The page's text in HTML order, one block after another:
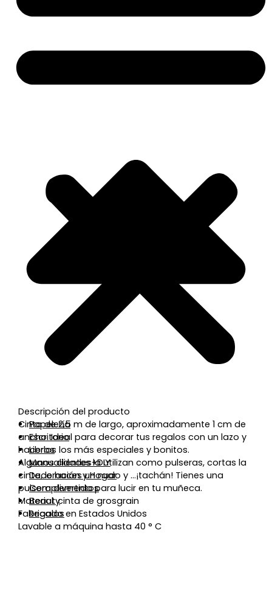
Papelería
Escritorio
Libros
Manualidades+DIY
Decoración y Hogar
Complementos
Beauty
Regalos
Descripción del producto
Cinta de 2,5 m de largo, aproximadamente 1 cm de
ancho. Ideal para decorar tus regalos con un lazo y
hacerlos los más especiales y bonitos.
Algunos clientes la utilizan como pulseras, cortas la
cinta, le haces un nudo y …¡tachán! Tienes una
pulsera divertida para lucir en tu muñeca.
Material: cinta de grosgrain
Fabricado en Estados Unidos
Lavable a máquina hasta 40 ° C